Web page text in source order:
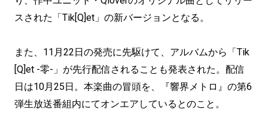
スされた「Tik[Q]et」の新バージョンとなる。
また、11月22日の発売に先駆けて、アルバムから「Tik
[Q]et -零-」が先行配信されることも発表された。配信
日は10月25日。本楽曲の冒頭を、『響界メトロ』の第6
弾生放送番組内にてオンエアしているとのこと。